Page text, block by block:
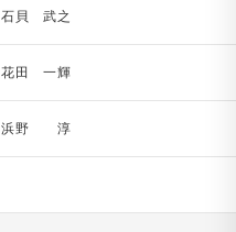
石貝 武之
花田 一輝
浜野 淳